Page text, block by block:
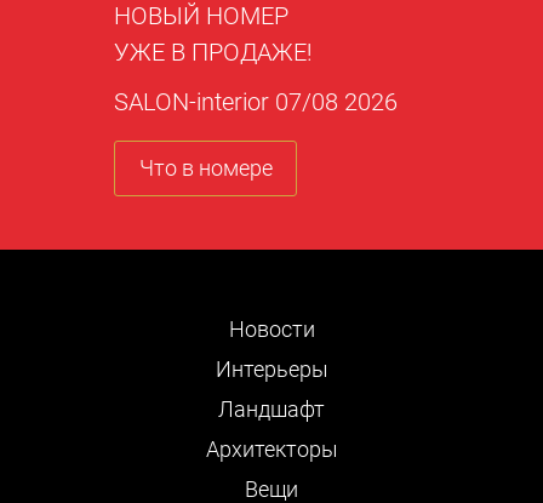
НОВЫЙ НОМЕР
УЖЕ В ПРОДАЖЕ!
SALON-interior 07/08 2026
Что в номере
Новости
Интерьеры
Ландшафт
Архитекторы
Вещи